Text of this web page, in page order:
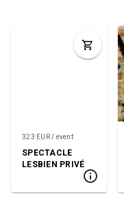
323 EUR / event
SPECTACLE
LESBIEN PRIVÉ